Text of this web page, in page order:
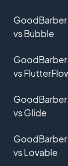
GoodBarber
vs Bubble
GoodBarber
vs
GoodBarber
vs Glide
GoodBarber
vs Lovable